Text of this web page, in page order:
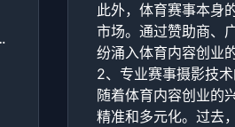
此外，体育赛事本身
市场。通过赞助商、
纷涌入体育内容创业
2、专业赛事摄影技
随着体育内容创业的
精准和多元化。过去